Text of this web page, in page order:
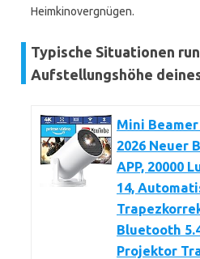
Heimkinovergnügen.
Typische Situationen
Aufstellungshöhe
Mini
2026 Neuer
APP, 20000
14,
Bluetooth
Projektor